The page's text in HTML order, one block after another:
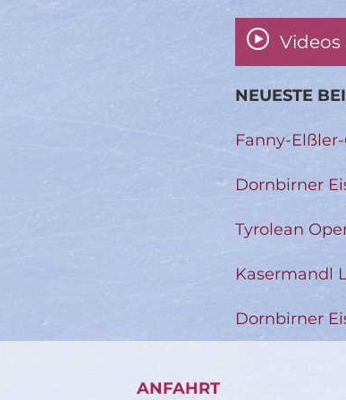
Videos
NEUESTE
Fanny-
Dornbirner
Tyrolean
Kasermandl
Dornbirner
ANFAHRT